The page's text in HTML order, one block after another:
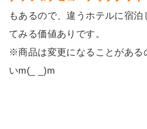
もあるので、違うホテルに宿泊
てみる価値ありです。
※商品は変更になることがある
いm(_ _)m